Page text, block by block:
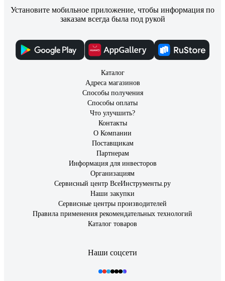
Установите мобильное приложение, чтобы информация по
заказам всегда была под рукой
Каталог
Адреса магазинов
Способы получения
Способы оплаты
Что улучшить?
Контакты
О Компании
Поставщикам
Партнерам
Информация для инвесторов
Организациям
Сервисный центр ВсеИнструменты.ру
Наши закупки
Сервисные центры производителей
Правила применения рекомендательных технологий
Каталог товаров
Наши соцсети